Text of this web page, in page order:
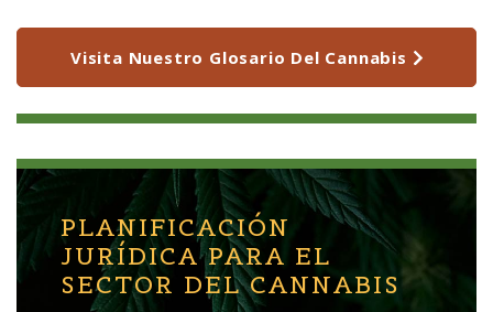
Visita Nuestro Glosario Del Cannabis
PLANIFICACIÓN
JURÍDICA PARA EL
SECTOR DEL CANNABIS